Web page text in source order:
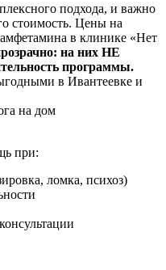
подхода, и важно
стоимость. Цены на
в клинике «Нет
на них НЕ
программы.
в Ивантеевке и
на дом
при:
ломка, психоз)